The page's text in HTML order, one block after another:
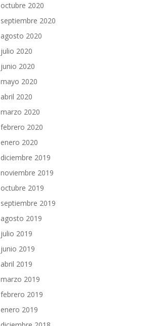
octubre 2020
septiembre 2020
agosto 2020
julio 2020
junio 2020
mayo 2020
abril 2020
marzo 2020
febrero 2020
enero 2020
diciembre 2019
noviembre 2019
octubre 2019
septiembre 2019
agosto 2019
julio 2019
junio 2019
abril 2019
marzo 2019
febrero 2019
enero 2019